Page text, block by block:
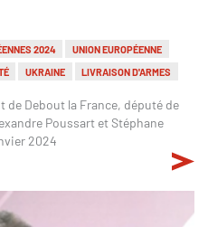
2024
UNION EUROPÉENNE
UKRAINE LIVRAISON D'ARMES
Debout la France, député de
Poussart et Stéphane
2024